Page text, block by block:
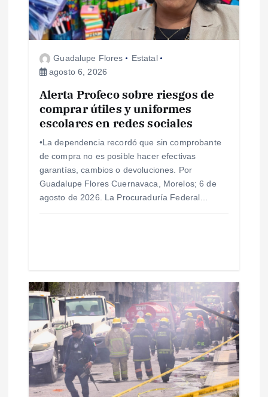
d
s
Guadalupe Flores
Estatal
agosto 6, 2026
Alerta Profeco sobre riesgos de
comprar útiles y uniformes
escolares en redes sociales
•La dependencia recordó que sin comprobante
de compra no es posible hacer efectivas
garantías, cambios o devoluciones. Por
Guadalupe Flores Cuernavaca, Morelos; 6 de
agosto de 2026. La Procuraduría Federal…